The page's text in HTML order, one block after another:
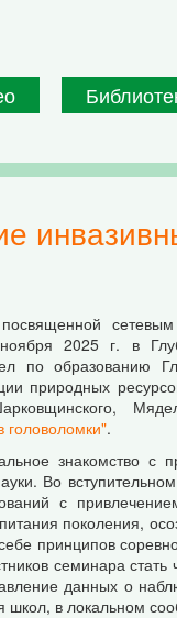
2025 г. в
образованию
природных
головоломки".
знакомство с
Во
с
поколения,
принципов
семинара
данных о
в локальном